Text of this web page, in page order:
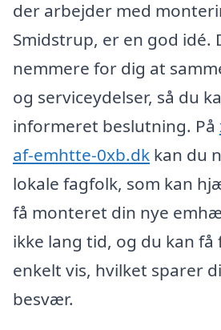
der arbejder med
Smidstrup, er en god idé.
nemmere for dig at
og serviceydelser, så du
informeret beslutning. På
af-emhtte-0xb.dk kan du
lokale fagfolk, som kan
få monteret din nye
ikke lang tid, og du kan
enkelt vis, hvilket sparer
besvær.